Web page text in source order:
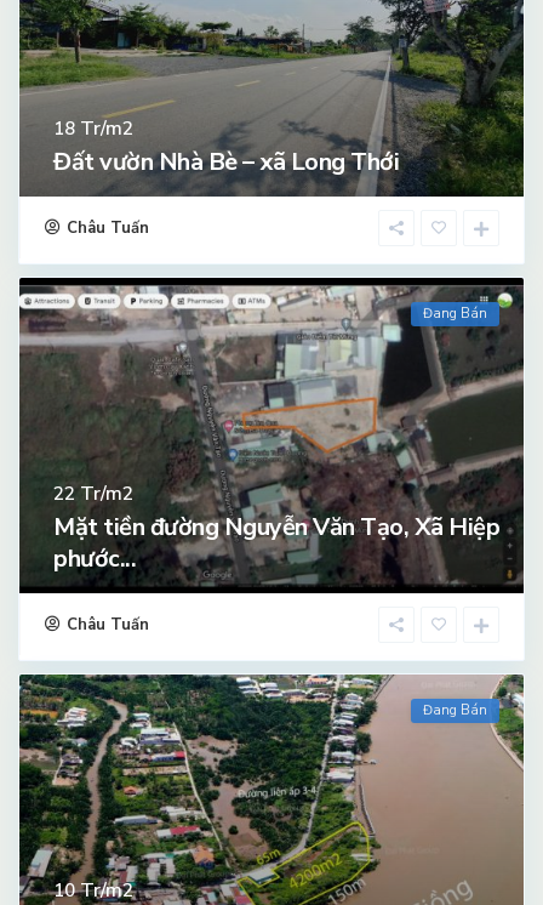
18 Tr/m2
Đất vườn Nhà Bè – xã Long Thới
Châu Tuấn
Đang Bán
22Tr/m2
Mặt tiền đường Nguyễn Văn Tạo, Xã Hiệp
phước...
Châu Tuấn
Đang Bán
10Tr/m2